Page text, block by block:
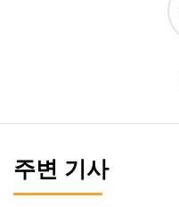
주변 기사